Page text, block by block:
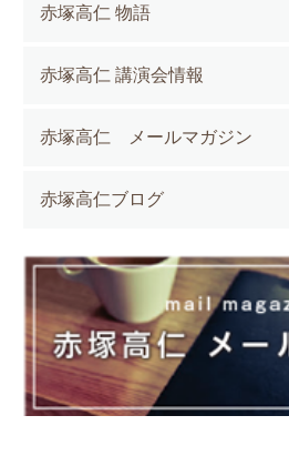
赤塚高仁 物語
赤塚高仁 講演会情報
赤塚高仁 メールマガジン
赤塚高仁ブログ